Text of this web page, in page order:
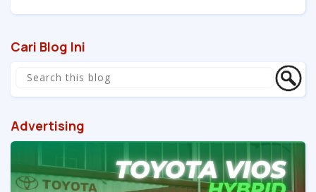
Cari Blog Ini
Advertising